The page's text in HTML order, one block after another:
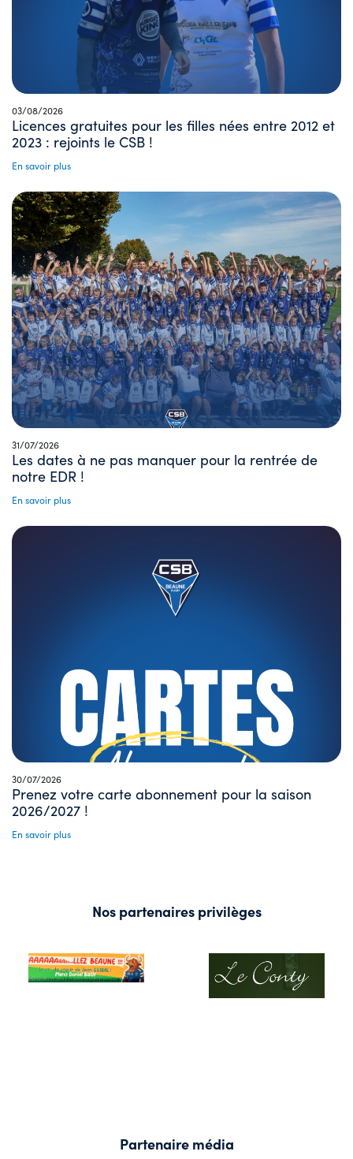
03/08/2026
Licences gratuites pour les filles nées entre 2012 et
2023 : rejoints le CSB !
En savoir plus
31/07/2026
Les dates à ne pas manquer pour la rentrée de
notre EDR !
En savoir plus
30/07/2026
Prenez votre carte abonnement pour la saison
2026/2027 !
En savoir plus
Nos partenaires privilèges
Partenaire média